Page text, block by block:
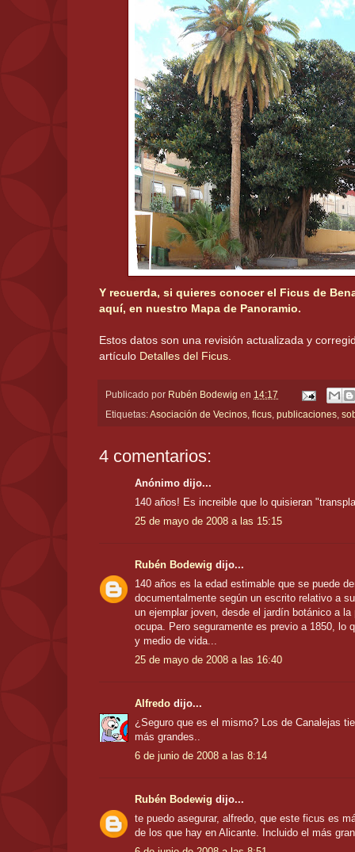
Y recuerda, si quieres conocer el Ficus de
aquí, en nuestro Mapa de Panoramio.
Estos datos son una revisión actualizada y
artículo Detalles del Ficus.
Publicado por Rubén Bodewig en 14:17
Etiquetas:Asociación de Vecinos, ficus, publicaciones,
4 comentarios:
Anónimo dijo...
140 años! Es increible que lo quisieran
25 de mayo de 2008 a las 15:15
Rubén Bodewig dijo...
140 años es la edad estimable que se puede
documentalmente según un escrito relativo a
un ejemplar joven, desde el jardín botánico a
ocupa. Pero seguramente es previo a 1850, lo
y medio de vida...
25 de mayo de 2008 a las 16:40
Alfredo dijo...
¿Seguro que es el mismo? Los de Canalejas
más grandes..
6 de junio de 2008 a las 8:14
Rubén Bodewig dijo...
te puedo asegurar, alfredo, que este ficus es
de los que hay en Alicante. Incluido el más